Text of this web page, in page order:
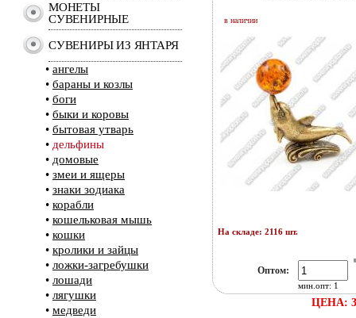
МОНЕТЫ
СУВЕНИРНЫЕ
СУВЕНИРЫ ИЗ ЯНТАРЯ
• ангелы
• бараны и козлы
• боги
• быки и коровы
• бытовая утварь
• дельфины
• домовые
• змеи и ящеры
• знаки зодиака
• корабли
• кошельковая мышь
• кошки
• кролики и зайцы
• ложки-загребушки
• лошади
• лягушки
• медведи
в наличии
На складе: 2116 шт.
ЦЕНА:
Оптом:
мин.опт: 1